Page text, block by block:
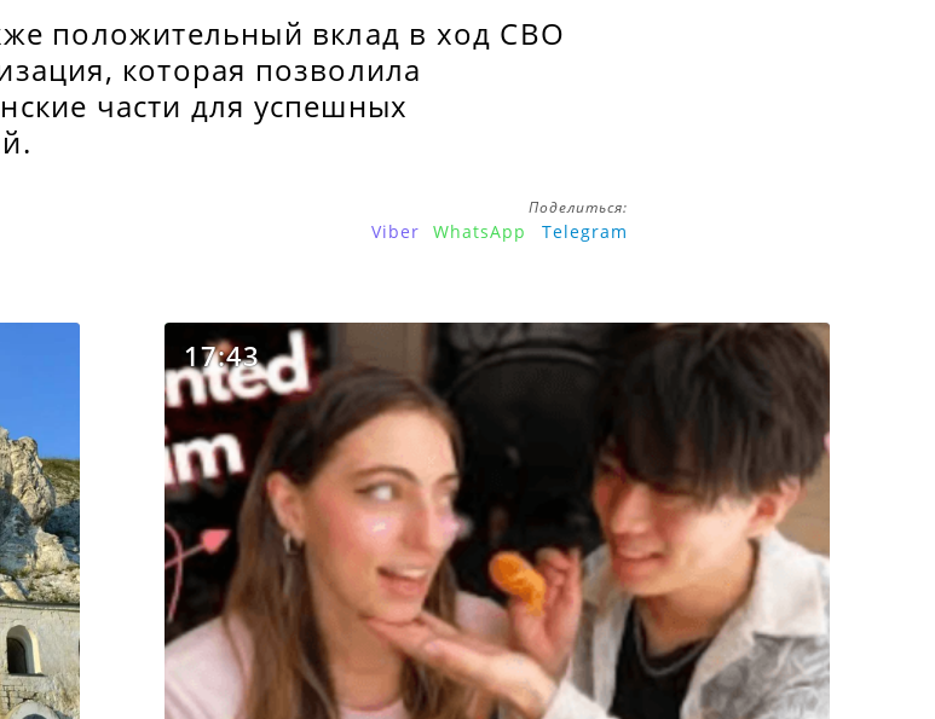
положительный вклад в ход СВО
которая позволила
части для успешных
Поделиться:
Viber WhatsApp Telegram
17:43